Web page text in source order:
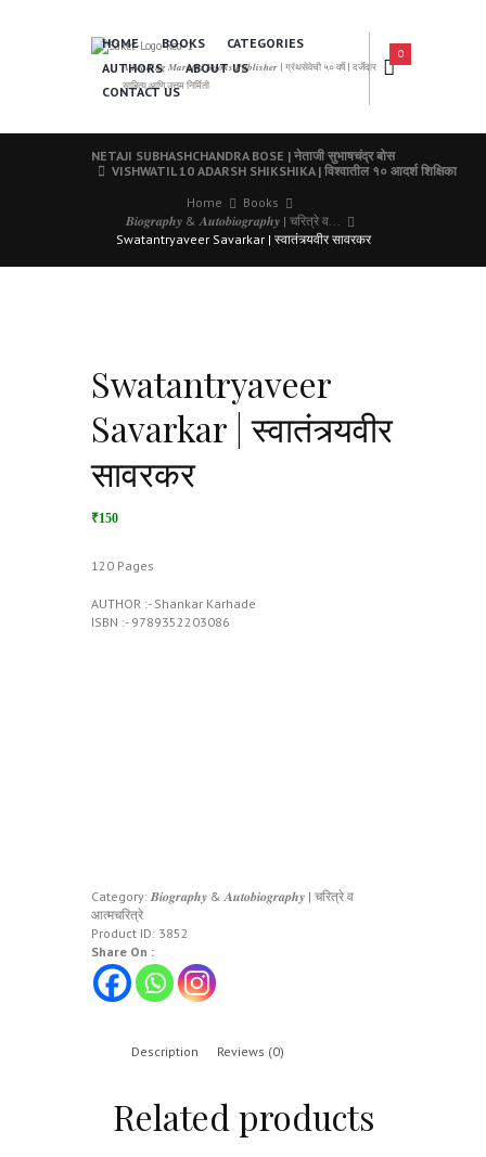
𝑨 𝑳𝒆𝒂𝒅𝒊𝒏𝒈 𝑴𝒂𝒓𝒂𝒕𝒉𝒊 𝑩𝒐𝒐𝒌𝒔 𝑷𝒖𝒃𝒍𝒊𝒔𝒉𝒆𝒓 | ग्रंथसेवेची ५० वर्षे | दर्जेदार
साहित्य आणि उत्तम निर्मिती
HOME BOOKS
CATEGORIES
AUTHORS
ABOUT US
CONTACT US
0
NETAJI SUBHASHCHANDRA BOSE | नेताजी सुभाषचंद्र बोस
VISHWATIL 10 ADARSH SHIKSHIKA | विश्वातील १० आदर्श शिक्षिका
Home
Books
𝑩𝒊𝒐𝒈𝒓𝒂𝒑𝒉𝒚 & 𝑨𝒖𝒕𝒐𝒃𝒊𝒐𝒈𝒓𝒂𝒑𝒉𝒚 | चरित्रे व...
Swatantryaveer Savarkar | स्वातंत्र्यवीर सावरकर
Swatantryaveer
Savarkar | स्वातंत्र्यवीर
सावरकर
₹150
120 Pages
AUTHOR :- Shankar Karhade
ISBN :- 9789352203086
Category: 𝑩𝒊𝒐𝒈𝒓𝒂𝒑𝒉𝒚 & 𝑨𝒖𝒕𝒐𝒃𝒊𝒐𝒈𝒓𝒂𝒑𝒉𝒚 | चरित्रे व
आत्मचरित्रे
Product ID: 3852
Share On :
Description Reviews (0)
Related products